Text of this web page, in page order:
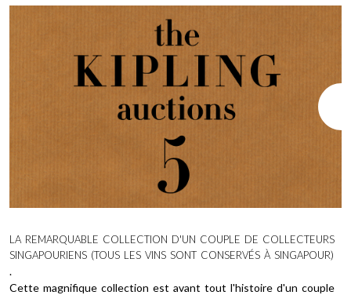
LA REMARQUABLE COLLECTION D'UN COUPLE DE COLLECTEURS
SINGAPOURIENS (TOUS LES VINS SONT CONSERVÉS À SINGAPOUR)
.
Cette magnifique collection est avant tout l'histoire d'un couple